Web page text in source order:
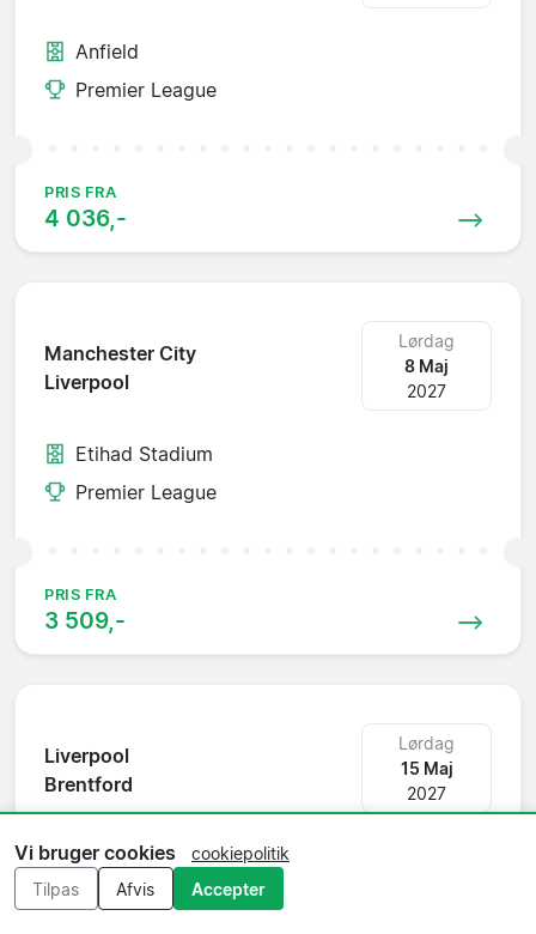
Anfield
Premier League
PRIS FRA
4 036,-
Manchester City
Liverpool
Lørdag
8 Maj
2027
Etihad Stadium
Premier League
PRIS FRA
3 509,-
Liverpool
Brentford
Lørdag
15 Maj
2027
Anfield
Premier League
Vi bruger cookies
cookiepolitik
Tilpas
Afvis Accepter